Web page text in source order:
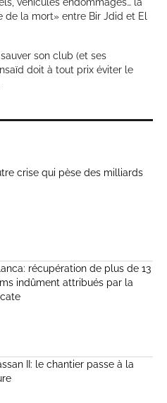
véhicules endommagés… la
de la mort» entre Bir Jdid et El
son club (et ses
doit à tout prix éviter le
crise qui pèse des milliards
récupération de plus de 13
indûment attribués par la
II: le chantier passe à la